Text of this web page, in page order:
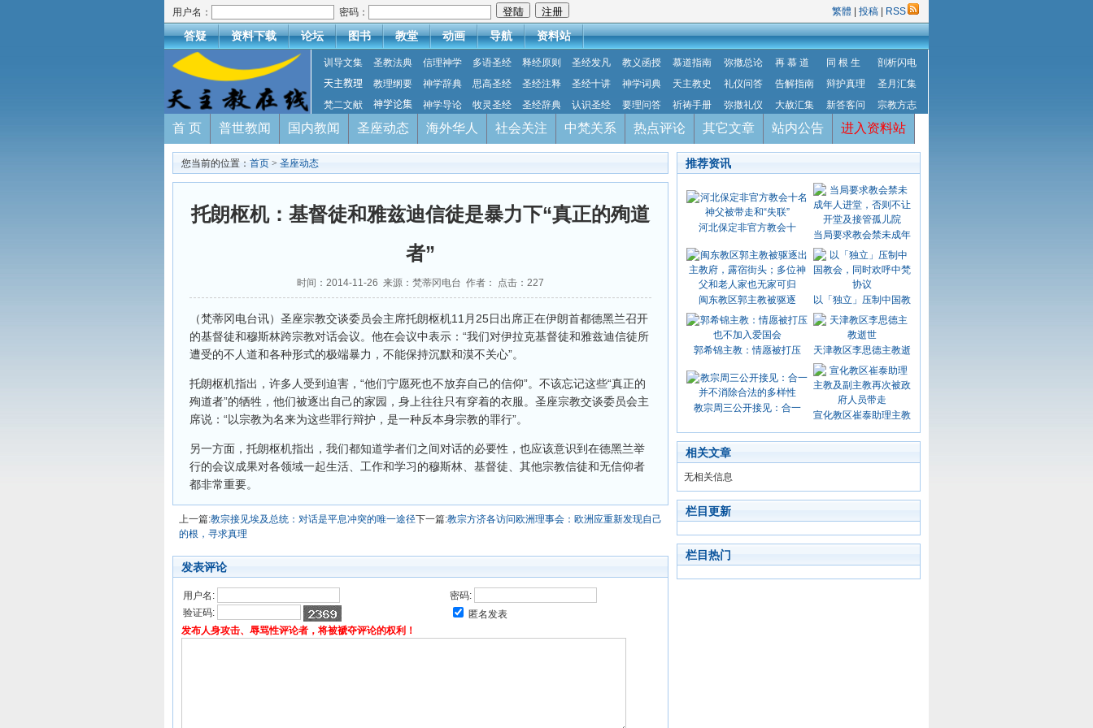
用户名： 密码： 繁體 投稿 RSS
答疑 资料下载 论坛 图书 教堂 动画 导航 资料站
训导文集 圣教法典 信理神学 多语圣经 释经原则 圣经发凡 教义函授 慕道指南 弥撒总论 再 慕 道 同 根 生
剖析闪电
天主教理
教理纲要 神学辞典 思高圣经 圣经注释 圣经十讲 神学词典 天主教史 礼仪问答 告解指南 辩护真理
圣月汇集
梵二文献
神学论集 神学导论 牧灵圣经 圣经辞典 认识圣经 要理问答 祈祷手册 弥撒礼仪 大赦汇集 新答客问 宗教方志
首 页 普世教闻 国内教闻 圣座动态 海外华人 社会关注 中梵关系 热点评论 其它文章 站内公告 进入资料站
您当前的位置： 首页 > 圣座动态
托朗枢机：基督徒和雅兹迪信徒是暴力下“真正的殉道
者”
时间：2014-11-26 来源：梵蒂冈电台 作者： 点击： 227
（梵蒂冈电台讯）圣座宗教交谈委员会主席托朗枢机11月25日出席正在伊朗首都德黑兰召开
的基督徒和穆斯林跨宗教对话会议。他在会议中表示：“我们对伊拉克基督徒和雅兹迪信徒所
遭受的不人道和各种形式的极端暴力，不能保持沉默和漠不关心”。
托朗枢机指出，许多人受到迫害，“他们宁愿死也不放弃自己的信仰”。不该忘记这些“真正的
殉道者”的牺牲，他们被逐出自己的家园，身上往往只有穿着的衣服。圣座宗教交谈委员会主
席说：“以宗教为名来为这些罪行辩护，是一种反本身宗教的罪行”。
另一方面，托朗枢机指出，我们都知道学者们之间对话的必要性，也应该意识到在德黑兰举
行的会议成果对各领域一起生活、工作和学习的穆斯林、基督徒、其他宗教信徒和无信仰者
都非常重要。
上一篇:教宗接见埃及总统：对话是平息冲突的唯一途径下一篇:教宗方济各访问欧洲理事会：欧洲应重新发现自己
的根，寻求真理
发表评论
用户名:
密码:
验证码:
匿名发表
发布人身攻击、辱骂性评论者，将被褫夺评论的权利！
推荐资讯
河北保定非官方教会十
当局要求教会禁未成年
闽东教区郭主教被驱逐 以「独立」压制中国教
郭希锦主教：情愿被打压 天津教区李思德主教逝
教宗周三公开接见：合一
宣化教区崔泰助理主教
相关文章
无相关信息
栏目更新
栏目热门